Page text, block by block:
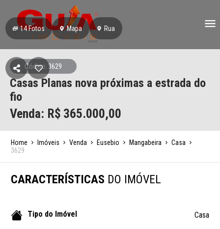
14Fotos Mapa Rua
Código: 3629
Casas Planas nova próximas a estrada do
fio
Venda: R$ 365.000,00
Home Imóveis Venda Eusebio Mangabeira
Casa
3629
CARACTERÍSTICAS DO IMÓVEL
Tipo do Imóvel Casa